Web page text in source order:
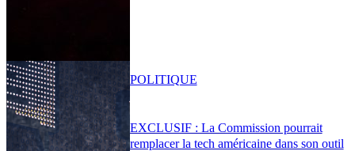
EXCLUSIF : La Commission pourrait
remplacer la tech américaine dans son outil
POLITIQUE